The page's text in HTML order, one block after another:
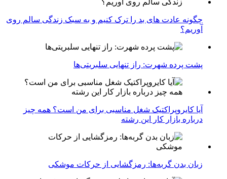
چگونه عادت‌ های بد را ترک کنیم و به سبک زندگی سالم روی
آوریم؟
پشت پرده شهرت: راز تنهایی سلبریتی‌ها
آیا کایروپراکتیک شغل مناسبی برای من است؟ همه چیز
درباره بازار کار این رشته
زبان بدن گربه‌ها: رمزگشایی از حرکات موشکی